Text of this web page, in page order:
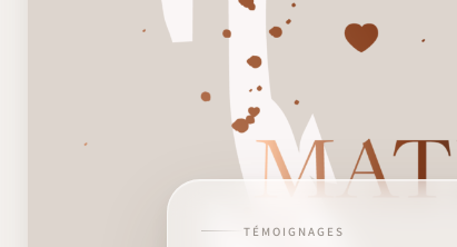
TÉMOIGNAGES